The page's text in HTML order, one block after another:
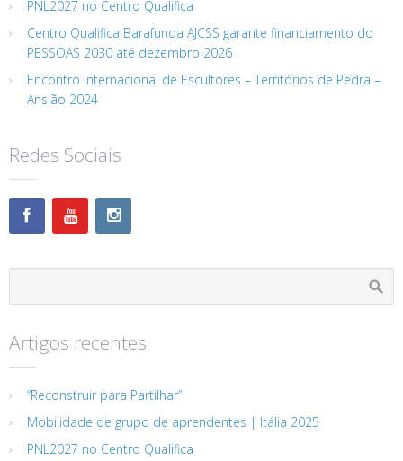
PNL2027 no Centro Qualifica
Centro Qualifica Barafunda AJCSS garante financiamento do
PESSOAS 2030 até dezembro 2026
Encontro Internacional de Escultores – Territórios de Pedra –
Ansião 2024
Redes Sociais
Artigos recentes
“Reconstruir para Partilhar”
Mobilidade de grupo de aprendentes | Itália 2025
PNL2027 no Centro Qualifica